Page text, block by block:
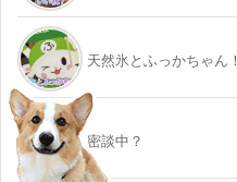
天然氷とふっかちゃん！
密談中？